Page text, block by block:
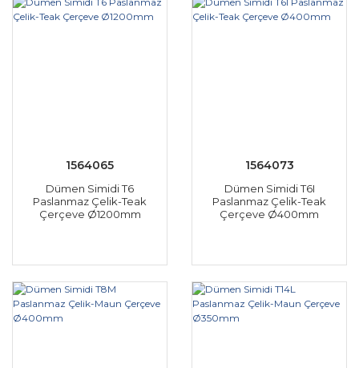
1564065
Dümen Simidi T6
Paslanmaz Çelik-Teak
Çerçeve Ø1200mm
1564073
Dümen Simidi T6I
Paslanmaz Çelik-Teak
Çerçeve Ø400mm